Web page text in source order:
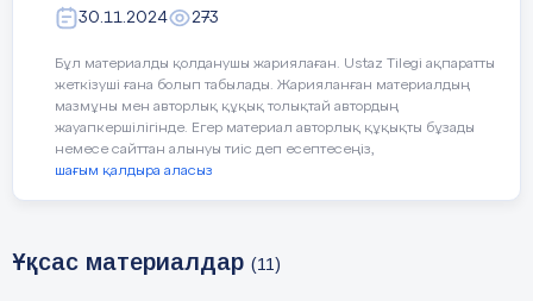
4. Жаңа заманда пайда болған тап:
A) шаруалар
B) подъячий
C) тред-юниондар
D) феодалдар
30.11.2024 273
Бұл материалды қолданушы жариялаған. Ustaz Tilegi ақпаратты
жеткізуші ғана болып табылады. Жарияланған материалдың
мазмұны мен авторлық құқық толықтай автордың
жауапкершілігінде. Егер материал авторлық құқықты бұзады
немесе сайттан алынуы тиіс деп есептесеңіз,
шағым қалдыра аласыз
Ұқсас материалдар (11)